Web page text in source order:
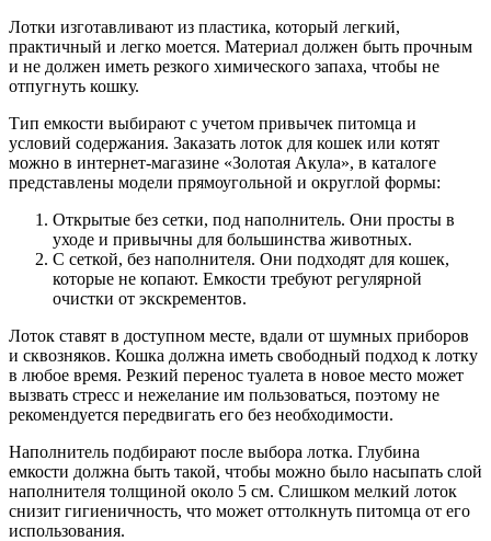
Лотки изготавливают из пластика, который легкий,
практичный и легко моется. Материал должен быть прочным
и не должен иметь резкого химического запаха, чтобы не
отпугнуть кошку.
Тип емкости выбирают с учетом привычек питомца и
условий содержания. Заказать лоток для кошек или котят
можно в интернет-магазине «Золотая Акула», в каталоге
представлены модели прямоугольной и округлой формы:
Открытые без сетки, под наполнитель. Они просты в
уходе и привычны для большинства животных.
С сеткой, без наполнителя. Они подходят для кошек,
которые не копают. Емкости требуют регулярной
очистки от экскрементов.
Лоток ставят в доступном месте, вдали от шумных приборов
и сквозняков. Кошка должна иметь свободный подход к лотку
в любое время. Резкий перенос туалета в новое место может
вызвать стресс и нежелание им пользоваться, поэтому не
рекомендуется передвигать его без необходимости.
Наполнитель подбирают после выбора лотка. Глубина
емкости должна быть такой, чтобы можно было насыпать слой
наполнителя толщиной около 5 см. Слишком мелкий лоток
снизит гигиеничность, что может оттолкнуть питомца от его
использования.